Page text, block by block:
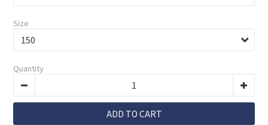
Size
Quantity
ADD TO CART